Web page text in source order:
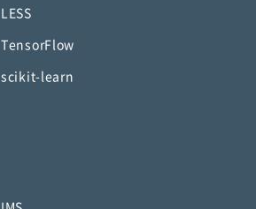
LESS
TensorFlow
scikit-learn